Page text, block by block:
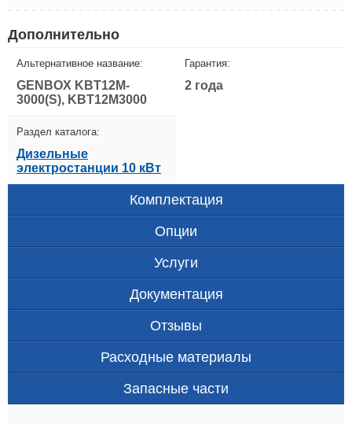
Дополнительно
Альтернативное название:
GENBOX KBT12M-
3000(S), KBT12M3000
Гарантия:
2 года
Раздел каталога:
Дизельные
электростанции 10 кВт
Комплектация
Опции
Услуги
Документация
Отзывы
Расходные материалы
Запасные части